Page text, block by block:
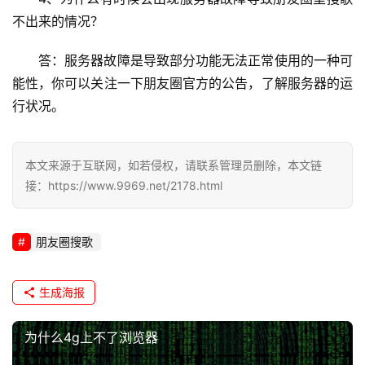
n
u
x
不出来的情况？
答：服务器故障是导致部分功能无法正常使用的一种可
能性，你可以关注一下朋友圈官方的公告，了解服务器的运
行状况。
本文来源于互联网，如若侵权，请联系管理员删除，本文链
接：https://www.9969.net/2178.html
朋友圈搜歌
生成海报
为什么4g上不了浏览器